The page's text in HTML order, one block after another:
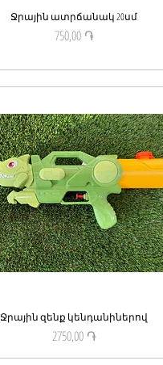
Quick View
Ջրային ատրճանակ 20սմ
Price
750,00 ֏
Quick View
Ջրային զենք կենդանիներով
Price
2750,00 ֏